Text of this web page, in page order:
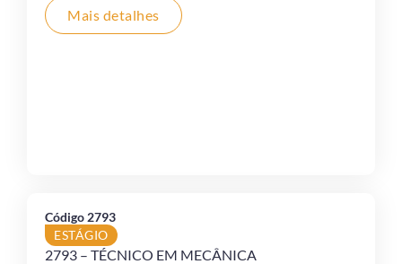
Mais detalhes
Código 2793
ESTÁGIO
2793 – TÉCNICO EM MECÂNICA